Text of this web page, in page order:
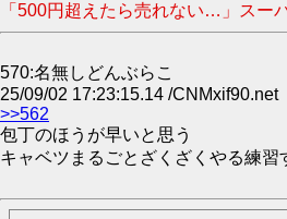
「500円超えたら売れない…」スー
570:名無しどんぶらこ
25/09/02 17:23:15.14 /CNMxif90.net
>>562
包丁のほうが早いと思う
キャベツまるごとざくざくやる練習